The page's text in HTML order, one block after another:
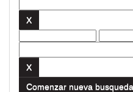
Comenzar nueva busqueda